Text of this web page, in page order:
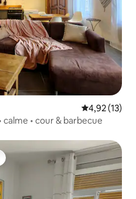
Évaluation
4,92 (13)
• cour & barbecue
plus appréciés